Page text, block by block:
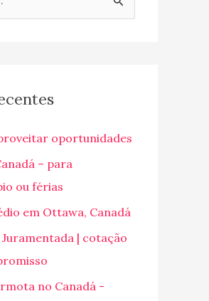
oportunidades
– para
ou férias
em Ottawa, Canadá
| cotação
no Canadá -